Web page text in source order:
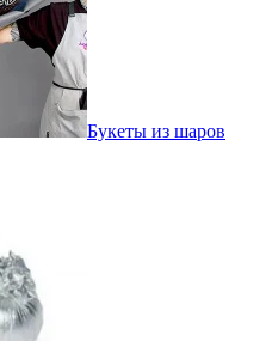
Букеты из шаров